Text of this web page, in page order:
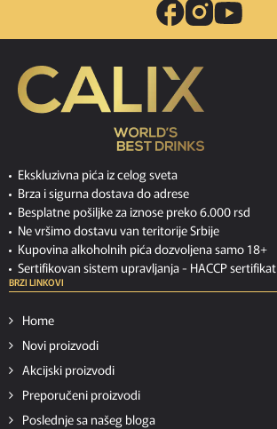
Ekskluzivna pića iz celog sveta
Brza i sigurna dostava do adrese
Besplatne pošiljke za iznose preko 6.000 rsd
Ne vršimo dostavu van teritorije Srbije
Kupovina alkoholnih pića dozvoljena samo 18+
Sertifikovan sistem upravljanja - HACCP sertifikat
BRZI LINKOVI
Home
Novi proizvodi
Akcijski proizvodi
Preporučeni proizvodi
Poslednje sa našeg bloga